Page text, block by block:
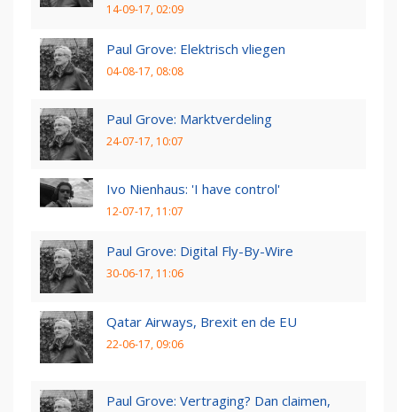
14-09-17, 02:09
Paul Grove: Elektrisch vliegen
04-08-17, 08:08
Paul Grove: Marktverdeling
24-07-17, 10:07
Ivo Nienhaus: 'I have control'
12-07-17, 11:07
Paul Grove: Digital Fly-By-Wire
30-06-17, 11:06
Qatar Airways, Brexit en de EU
22-06-17, 09:06
Paul Grove: Vertraging? Dan claimen,